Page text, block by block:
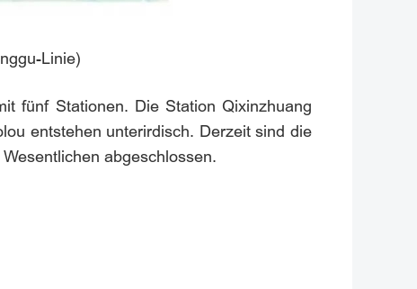
Linie)
fünf Stationen. Die Station Qixinzhuang
entstehen unterirdisch. Derzeit sind die
abgeschlossen.